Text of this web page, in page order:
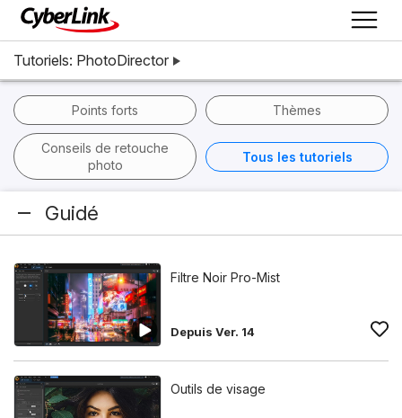
Tutoriels: PhotoDirector
Points forts Thèmes
Conseils de retouche
photo
Tous les tutoriels
Guidé
Filtre Noir Pro-Mist
Depuis Ver. 14
Outils de visage